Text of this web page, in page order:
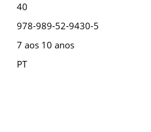
40
978-989-52-9430-5
7 aos 10 anos
PT